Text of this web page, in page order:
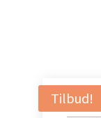
Tilbud!